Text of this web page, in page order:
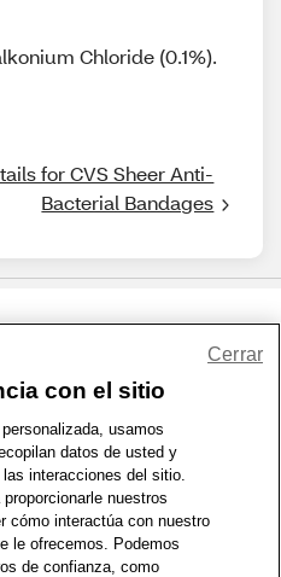
Chloride (0.1%).
for CVS Sheer Anti-
Bacterial Bandages
| Términos de Uso | Accesibilidad
Privacy Policy | Mapa del sitio
© 1999 - 2026 CVS.com
con el sitio
usamos
datos de usted y
interacciones del sitio.
nuestros
cómo interactúa con nuestro
le ofrecemos. Podemos
de confianza, como
Cerrar